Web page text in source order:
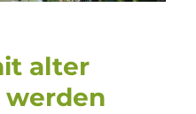
alter
werden